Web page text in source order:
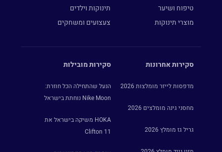
טיפוח ושיער
תינוקות וילדים
מוצרי תינוקות
צעצועים ומשחקים
סקירות אחרונות
מדפסות לייזר מומלצות 2026
מחסני גינה מומלצים 2026
גריל גז מומלץ 2026
סקירות מובילות
הנעל שהתחילה הכל חוזרת:
Nike Moon נוחתת בישראל
HOKA משיקה בישראל את
Clifton 11